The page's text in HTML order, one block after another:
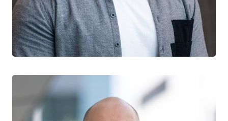
Sean Yaphe
CHERCHEUR CTN+
Clinique L'Actuel